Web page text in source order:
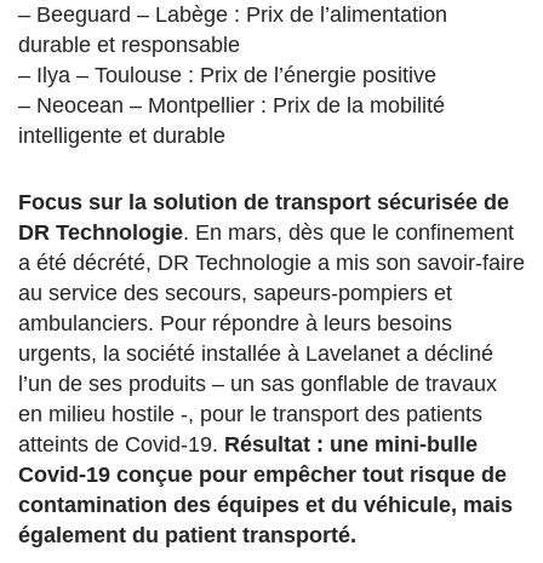
– Beeguard – Labège : Prix de l’alimentation
durable et responsable
– Ilya – Toulouse : Prix de l’énergie positive
– Neocean – Montpellier : Prix de la mobilité
intelligente et durable
Focus sur la solution de transport sécurisée de
DR Technologie. En mars, dès que le confinement
a été décrété, DR Technologie a mis son savoir-faire
au service des secours, sapeurs-pompiers et
ambulanciers. Pour répondre à leurs besoins
urgents, la société installée à Lavelanet a décliné
l’un de ses produits – un sas gonflable de travaux
en milieu hostile -, pour le transport des patients
atteints de Covid-19. Résultat : une mini-bulle
Covid-19 conçue pour empêcher tout risque de
contamination des équipes et du véhicule, mais
également du patient transporté.